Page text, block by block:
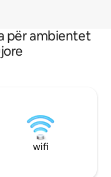
për ambientet
wifi